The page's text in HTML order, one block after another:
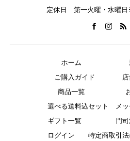
定休日 第一火曜・水曜
ホーム
ご購入ガイド
商品一覧
選べる送料込セット
メ
ギフト一覧
門
ログイン
特定商取引